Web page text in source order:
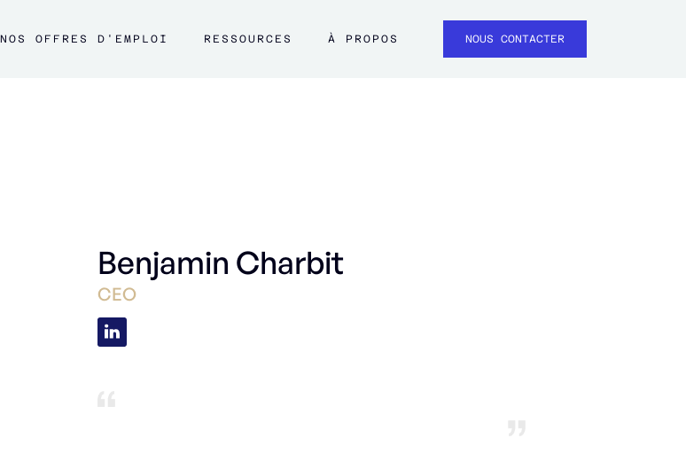
NOS OFFRES D'EMPLOI RESSOURCES À PROPOS NOUS CONTACTER
Benjamin Charbit
CEO